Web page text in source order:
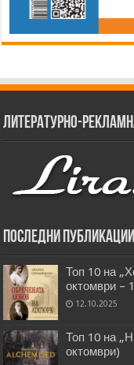
Литературно-
Последни публикации
Топ 10 на
октомври –
12.10.2025
Топ 10 на
октомври)